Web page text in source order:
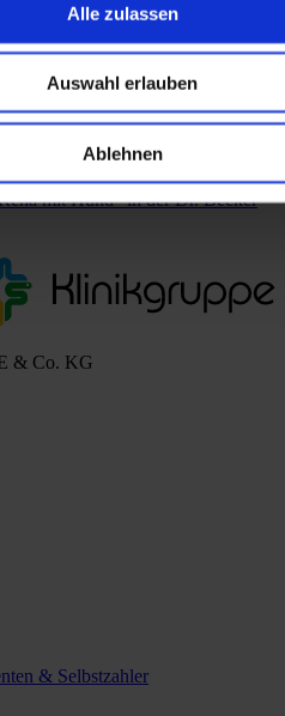
Alle zulassen
Auswahl erlauben
Ablehnen
Reha in Wuppertal
Tijen Ataoğlu
Juliana
mit Hund“ in der Dr. Becker
& Co. KG
& Selbstzahler